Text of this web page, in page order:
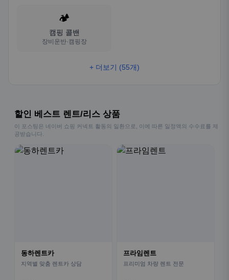
🏕️
캠핑 콜밴
장비운반·캠핑장
+ 더보기 (55개)
할인 베스트 렌트/리스 상품
이 포스팅은 네이버 쇼핑 커넥트 활동의 일환으로, 이에 따른 일정액의 수수료를 제
공받습니다.
동하렌트카
지역별 맞춤 렌트카 상담
프라임렌트
프리미엄 차량 렌트 전문